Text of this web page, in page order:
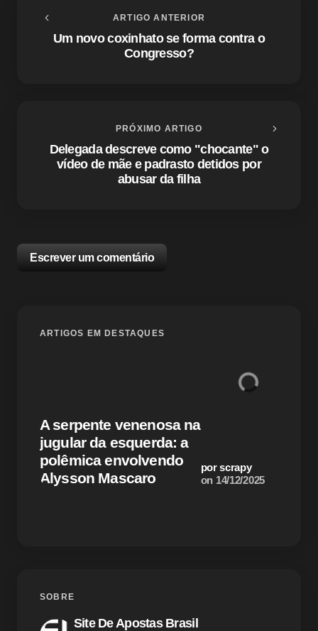
ARTIGO ANTERIOR
Um novo coxinhato se forma contra o
Congresso?
PRÓXIMO ARTIGO
Delegada descreve como "chocante" o
vídeo de mãe e padrasto detidos por
abusar da filha
Escrever um comentário
O seu endereço de e-mail não será publicado.
Your Comment *
Email *
next time I comment.
ARTIGOS EM DESTAQUES
A serpente venenosa na
jugular da esquerda: a
polêmica envolvendo
Alysson Mascaro
por scrapy
on 14/12/2025
SOBRE
Site De Apostas Brasil